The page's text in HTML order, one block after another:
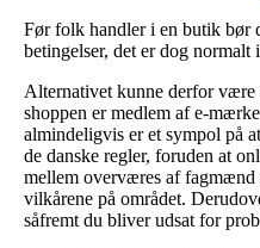
Før folk handler i en butik bør
betingelser, det er dog normalt
Alternativet kunne derfor
shoppen er medlem af e-
almindeligvis er et sympol på
de danske regler, foruden at
mellem overværes af fagmænd
vilkårene på området.
såfremt du bliver udsat for